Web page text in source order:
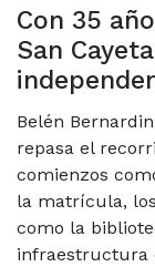
Con 35
San
Belén
repasa el
comienzos
la matrícula,
como la
infraestructura